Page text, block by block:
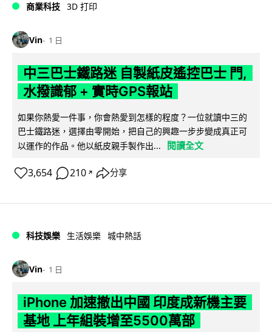
商業科技 3D 打印
Vin 1 日
中三巴士鐵路迷 自製紙皮遙控巴士 門,
水撥識郁 + 實時GPS報站
如果你熱愛一件事，你會熱愛到怎樣的程度？一位就讀中三的
巴士鐵路迷，選擇由零開始，把自己的興趣一步步變成真正可
以運作的作品。他以紙皮親手製作出...
閱讀全文
3,654 210 ↗ 分享
科技娛樂 生活娛樂 城中熱話
Vin 1 日
iPhone 加速撤出中國 印度成新機主要
基地 上年組裝增至5500萬部